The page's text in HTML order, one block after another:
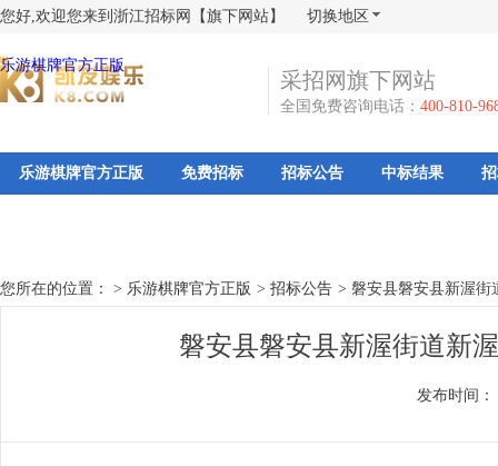
您好,欢迎您来到浙江招标网【旗下网站】 切换地区
乐游棋牌官方正版
采招网旗下网站
全国免费咨询电话： 400-810-
乐游棋牌官方正版 免费招标 招标公告 中标结果
您所在的位置： > 乐游棋牌官方正版 > 招标公告 > 磐安县磐安县新渥街
磐安县磐安县新渥街道新
发布时间：